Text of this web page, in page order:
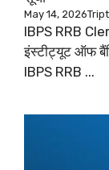
May 14, 2026
IBPS RRB
इंस्टीट्यूट ऑफ
IBPS RRB ...